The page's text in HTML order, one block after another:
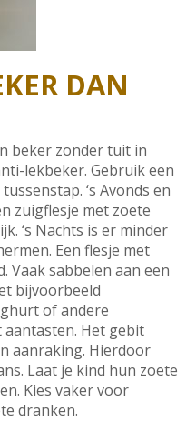
DAN
beker zonder tuit in
lekbeker. Gebruik een
‘s Avonds en
zuigflesje met zoete
‘s Nachts is er minder
Een flesje met
Vaak sabbelen aan een
bijvoorbeeld
of andere
Het gebit
aanraking. Hierdoor
Laat je kind hun zoete
Kies vaker voor
dranken.